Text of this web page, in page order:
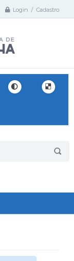
Login / Cadastro